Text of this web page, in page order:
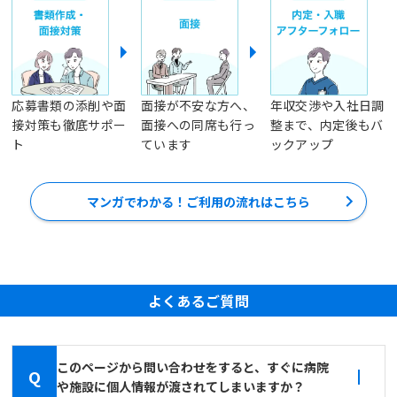
応募書類の添削や面
接対策も徹底サポー
ト
面接が不安な方へ、
面接への同席も行っ
ています
年収交渉や入社日調
整まで、内定後もバ
ックアップ
マンガでわかる！ご利用の流れはこちら
よくあるご質問
Q
このページから問い合わせをすると、すぐに病院
や施設に個人情報が渡されてしまいますか？